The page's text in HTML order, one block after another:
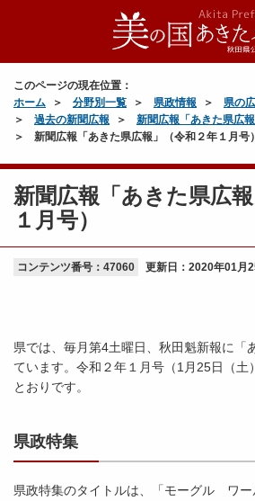
このページの現在位置：
ホーム
分野別一覧 県政情報 県の
過去の新聞広報
新聞広報「あきた県広
新聞広報「あきた県広報」（令和２年１月号）
新聞広報「あきた県広
１月号）
コンテンツ番号：47060 更新日： 2020年01月
県では、毎月第4土曜日、秋田魁新報に「
ています。令和２年１月号（1月25日（土
とおりです。
県政特集
県政特集のタイトルは、「モーグル ワー